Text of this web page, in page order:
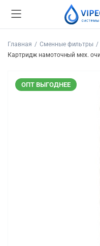
Главная
Сменные фильтры
Картридж намоточный мех.
ОПТ ВЫГОДНЕЕ